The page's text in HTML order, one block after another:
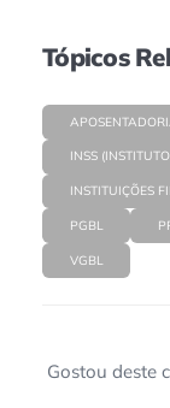
Tópicos
INSS
INSTITUIÇÕES
PGBL
VGBL
Gostou deste